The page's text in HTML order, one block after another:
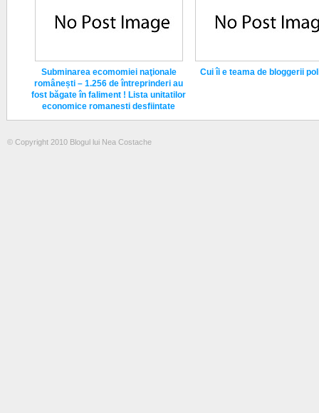
Subminarea ecomomiei naţionale
românești – 1.256 de întreprinderi au
fost băgate în faliment ! Lista unitatilor
economice romanesti desfiintate
Cui îi e teama de bloggerii
© Copyright 2010 Blogul lui Nea Costache